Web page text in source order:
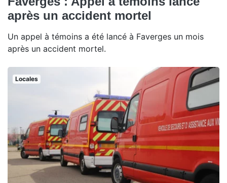
après un accident mortel
Un appel à témoins a été lancé à Faverges un mois
après un accident mortel.
Locales